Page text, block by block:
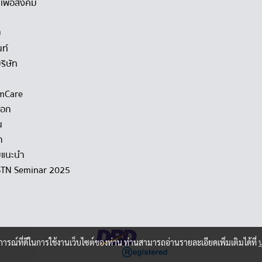
ท์
ษัท
ก
นะนำ
Seminar 2025
ณ์ที่ดีในการใช้งานเว็บไซต์ของท่าน ท่านสามารถอ่านรายละเอียดเพิ่มเติมได้ที่